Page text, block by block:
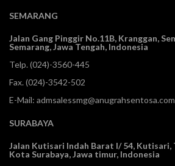
SEMARANG
Jalan Gang Pinggir No.11B, Kranggan,
Semarang, Jawa Tengah, Indonesia
Telp.(024)-3560-445
Fax. (024)-3542-502
E-Mail: admsalessmg@anugrahsentosa.com
SURABAYA
Jalan Kutisari Indah Barat I/ 54, Kutisari,
Kota Surabaya, Jawa timur, Indonesia